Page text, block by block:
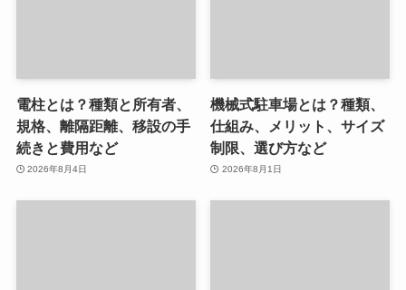
電柱とは？種類と所有者、
規格、離隔距離、移設の手
続きと費用など
2026年8月4日
機械式駐車場とは？種類、
仕組み、メリット、サイズ
制限、選び方など
2026年8月1日